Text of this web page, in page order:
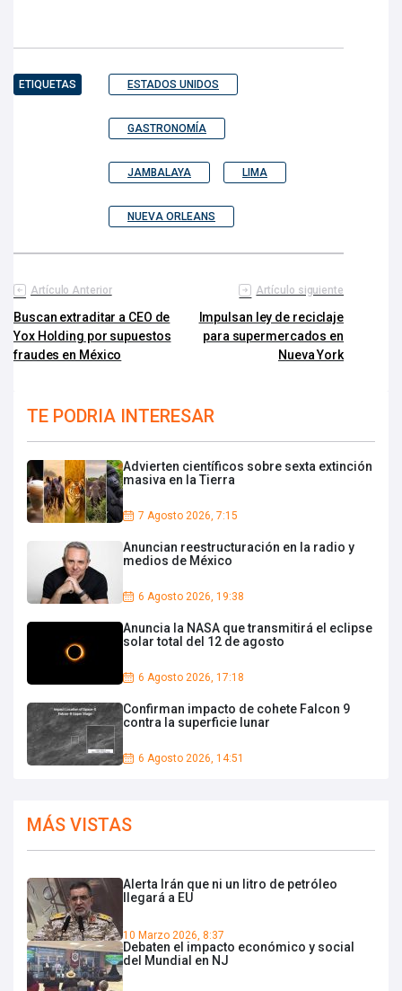
ETIQUETAS ESTADOS UNIDOS
GASTRONOMÍA
JAMBALAYA LIMA
NUEVA ORLEANS
Artículo Anterior
Buscan extraditar a CEO de
Yox Holding por supuestos
fraudes en México
Artículo siguiente
Impulsan ley de reciclaje
para supermercados en
Nueva York
TE PODRIA INTERESAR
Advierten científicos sobre sexta extinción
masiva en la Tierra
7 Agosto 2026, 7:15
Anuncian reestructuración en la radio y
medios de México
6 Agosto 2026, 19:38
Anuncia la NASA que transmitirá el eclipse
solar total del 12 de agosto
6 Agosto 2026, 17:18
Confirman impacto de cohete Falcon 9
contra la superficie lunar
6 Agosto 2026, 14:51
MÁS VISTAS
Alerta Irán que ni un litro de petróleo
llegará a EU
10 Marzo 2026, 8:37
Debaten el impacto económico y social
del Mundial en NJ